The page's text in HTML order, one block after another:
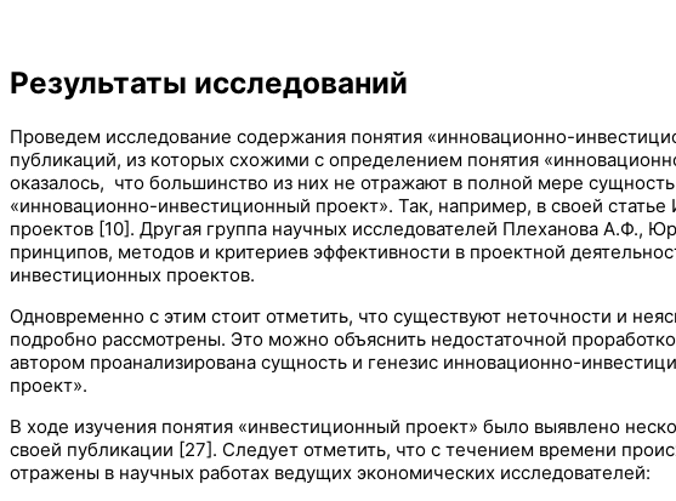
Результаты исследований
Проведем исследование содержания понятия «инновационно-
публикаций, из которых схожими с определением понятия
оказалось, что большинство из них не отражают в полной мере
«инновационно-инвестиционный проект». Так, например, в своей
проектов [10]. Другая группа научных исследователей Плеханова
принципов, методов и критериев эффективности в проектной
инвестиционных проектов.
Одновременно с этим стоит отметить, что существуют неточности и
подробно рассмотрены. Это можно объяснить недостаточной
автором проанализирована сущность и генезис инновационно-
проект».
В ходе изучения понятия «инвестиционный проект» было выявлено
своей публикации [27]. Следует отметить, что с течением времени
отражены в научных работах ведущих экономических исследователей: